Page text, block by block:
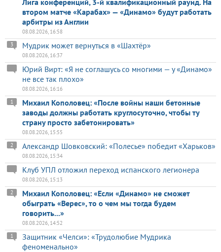
втором матче «Карабах» — «Динамо» будут работать
арбитры из Англии
08.08.2026, 16:58
Мудрик может вернуться в «Шахтёр»
3
08.08.2026, 16:37
Юрий Вирт: «Я не соглашусь со многими — у «Динамо»
не все так плохо»
08.08.2026, 16:16
Михаил Кополовец: «После войны наши бетонные
заводы должны работать круглосуточно, чтобы ту
страну просто забетонировать»
1
08.08.2026, 15:55
Александр Шовковский: «Полесье» победит «Харьков»
2
08.08.2026, 15:34
Клуб УПЛ отложил переход испанского легионера
08.08.2026, 15:13
Михаил Кополовец: «Если «Динамо» не сможет
обыграть «Верес», то о чем мы тогда будем
говорить...»
2
08.08.2026, 14:52
Защитник «Челси»: «Трудолюбие Мудрика
феноменально»
1